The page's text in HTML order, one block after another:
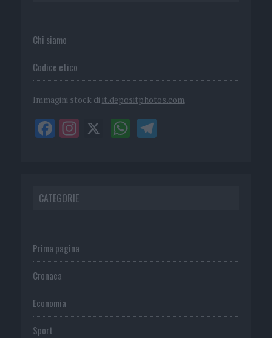
Chi siamo
Codice etico
Immagini stock di it.depositphotos.com
CATEGORIE
Prima pagina
Cronaca
Economia
Sport